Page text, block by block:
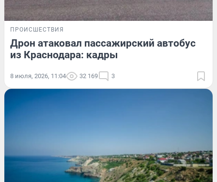
ПРОИСШЕСТВИЯ
Дрон атаковал пассажирский автобус
из Краснодара: кадры
8 июля, 2026, 11:04 32 169 3